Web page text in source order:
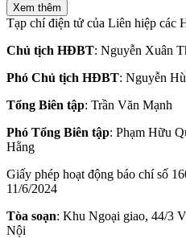
Xem thêm
Tạp chí điện tử của Liên hiệp các
Chủ tịch HĐBT: Nguyễn Xuân
Phó Chủ tịch HĐBT: Nguyễn
Tổng Biên tập: Trần Văn Mạnh
Phó Tổng Biên tập: Phạm Hữu
Hằng
Giấy phép hoạt động báo chí số
11/6/2024
Tòa soạn: Khu Ngoại giao, 44/3
Nội